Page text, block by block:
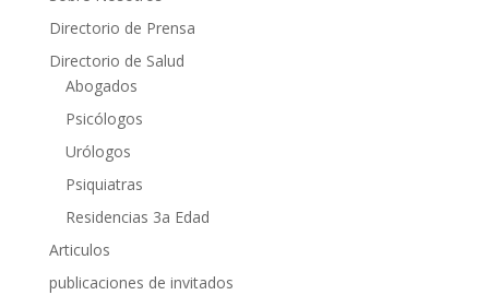
Directorio de Prensa
Directorio de Salud
Abogados
Psicólogos
Urólogos
Psiquiatras
Residencias 3a Edad
Articulos
publicaciones de invitados